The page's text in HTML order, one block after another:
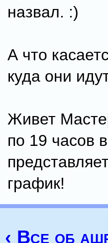
назвал. :)
А что
куда они
Живет
по 19 часов
график!
‹ Все об